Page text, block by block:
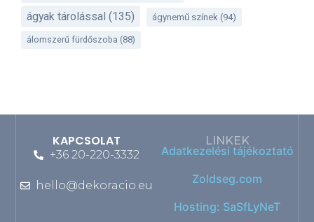
ágyak tárolással (135) ágynemű színek (94)
álomszerű fürdőszoba (88)
KAPCSOLAT
+36 20-220-3332
hello@dekoracio.eu
LINKEK
Adatkezelési tájékoztató
Zoldseg.com
Hosting: SaSfLyNeT